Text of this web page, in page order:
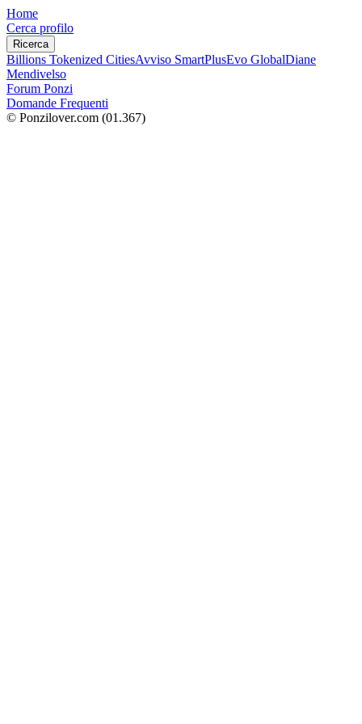
Home
Cerca profilo
Ricerca
Billions Tokenized CitiesAvviso SmartPlusEvo GlobalDiane
Mendivelso
Forum Ponzi
Domande Frequenti
© Ponzilover.com (01.367)